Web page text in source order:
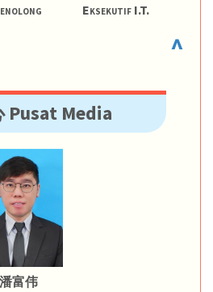
Eksekutif I.T.
^
Pusat Media
潘富伟